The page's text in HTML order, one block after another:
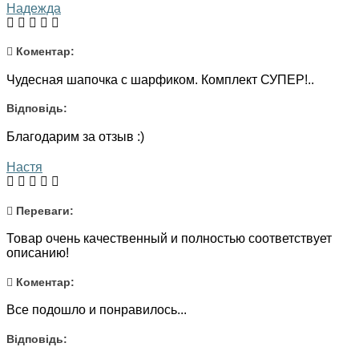
Надежда
Коментар:
Чудесная шапочка с шарфиком. Комплект СУПЕР!..
Відповідь:
Благодарим за отзыв :)
Настя
Переваги:
Товар очень качественный и полностью соответствует
описанию!
Коментар:
Все подошло и понравилось...
Відповідь: